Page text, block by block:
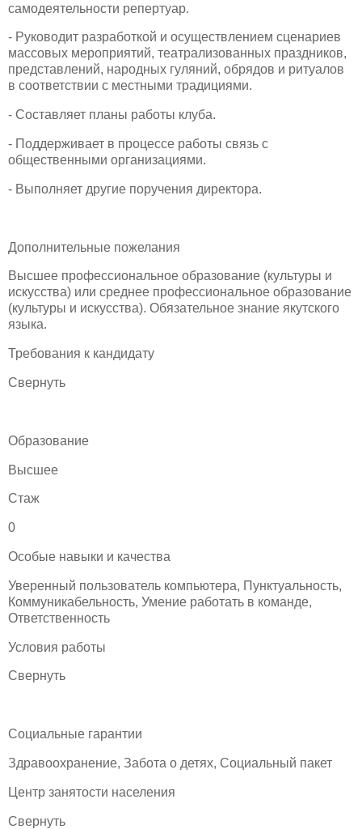
самодеятельности репертуар.
- Руководит разработкой и осуществлением сценариев
массовых мероприятий, театрализованных праздников,
представлений, народных гуляний, обрядов и ритуалов
в соответствии с местными традициями.
- Составляет планы работы клуба.
- Поддерживает в процессе работы связь с
общественными организациями.
- Выполняет другие поручения директора.
Дополнительные пожелания
Высшее профессиональное образование (культуры и
искусства) или среднее профессиональное образование
(культуры и искусства). Обязательное знание якутского
языка.
Требования к кандидату
Свернуть
Образование
Высшее
Стаж
0
Особые навыки и качества
Уверенный пользователь компьютера, Пунктуальность,
Коммуникабельность, Умение работать в команде,
Ответственность
Условия работы
Свернуть
Социальные гарантии
Здравоохранение, Забота о детях, Социальный пакет
Центр занятости населения
Свернуть